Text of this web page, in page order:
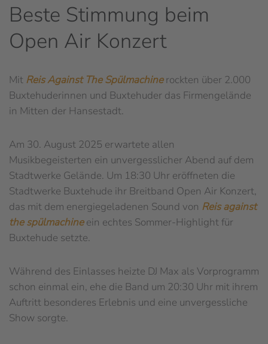
Beste Stimmung beim
Open Air Konzert
Mit Reis Against The Spülmachine rockten über 2.000
Buxtehuderinnen und Buxtehuder das Firmengelände
in Mitten der Hansestadt.
Am 30. August 2025 erwartete allen
Musikbegeisterten ein unvergesslicher Abend auf dem
Stadtwerke Gelände. Um 18:30 Uhr eröffneten die
Stadtwerke Buxtehude ihr Breitband Open Air Konzert,
das mit dem energiegeladenen Sound von Reis against
the spülmachineein echtes Sommer-Highlight für
Buxtehude setzte.
Während des Einlasses heizte DJ Max als Vorprogramm
schon einmal ein, ehe die Band um 20:30 Uhr mit ihrem
Auftritt besonderes Erlebnis und eine unvergessliche
Show sorgte.